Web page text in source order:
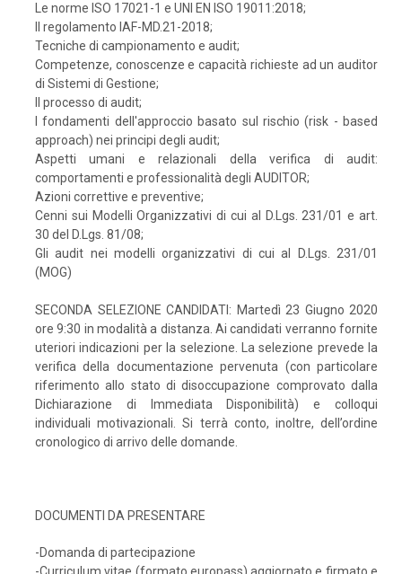
Le norme ISO 17021-1 e UNI EN ISO 19011:2018;
Il regolamento IAF-MD.21-2018;
Tecniche di campionamento e audit;
Competenze, conoscenze e capacità richieste ad un auditor
di Sistemi di Gestione;
Il processo di audit;
I fondamenti dell'approccio basato sul rischio (risk - based
approach) nei principi degli audit;
Aspetti umani e relazionali della verifica di audit:
comportamenti e professionalità degli AUDITOR;
Azioni correttive e preventive;
Cenni sui Modelli Organizzativi di cui al D.Lgs. 231/01 e art.
30 del D.Lgs. 81/08;
Gli audit nei modelli organizzativi di cui al D.Lgs. 231/01
(MOG)
SECONDA SELEZIONE CANDIDATI: Martedì 23 Giugno 2020
ore 9:30 in modalità a distanza. Ai candidati verranno fornite
uteriori indicazioni per la selezione. La selezione prevede la
verifica della documentazione pervenuta (con particolare
riferimento allo stato di disoccupazione comprovato dalla
Dichiarazione di Immediata Disponibilità) e colloqui
individuali motivazionali. Si terrà conto, inoltre, dell’ordine
cronologico di arrivo delle domande.
DOCUMENTI DA PRESENTARE
-Domanda di partecipazione